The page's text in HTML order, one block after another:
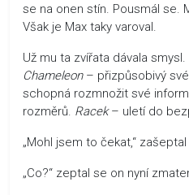
se na onen stín. Pousmál se.
Však je Max taky varoval.
Už mu ta zvířata dávala smysl.
Chameleon– přizpůsobivý
schopná rozmnožit své
rozměrů. Racek– uletí do
„Mohl jsem to čekat,“
„Co?“ zeptal se on nyní